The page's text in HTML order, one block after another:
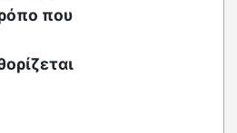
που